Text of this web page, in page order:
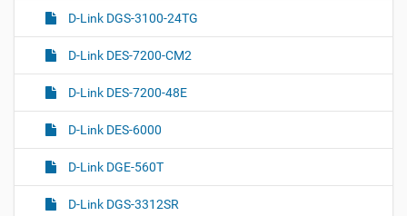
D-Link DGS-3100-24TG
D-Link DES-7200-CM2
D-Link DES-7200-48E
D-Link DES-6000
D-Link DGE-560T
D-Link DGS-3312SR